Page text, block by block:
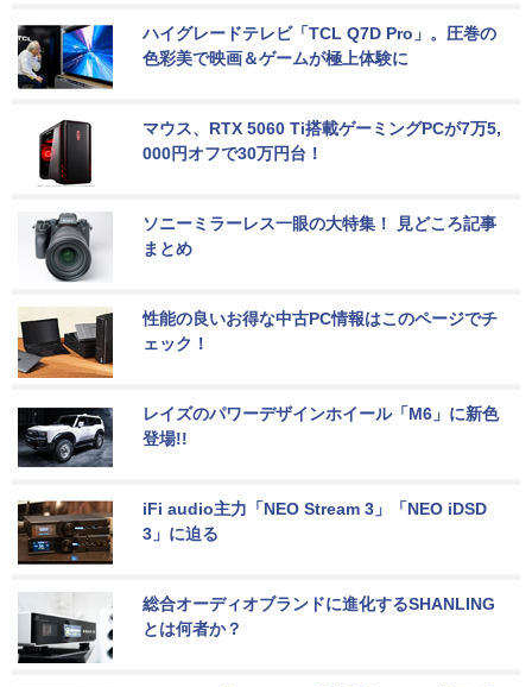
ハイグレードテレビ「TCL Q7D Pro」。圧巻の
色彩美で映画＆ゲームが極上体験に
マウス、RTX 5060 Ti搭載ゲーミングPCが7万5,
000円オフで30万円台！
ソニーミラーレス一眼の大特集！ 見どころ記事
まとめ
性能の良いお得な中古PC情報はこのページでチ
ェック！
レイズのパワーデザインホイール「M6」に新色
登場!!
iFi audio主力「NEO Stream 3」「NEO iDSD
3」に迫る
総合オーディオブランドに進化するSHANLING
とは何者か？